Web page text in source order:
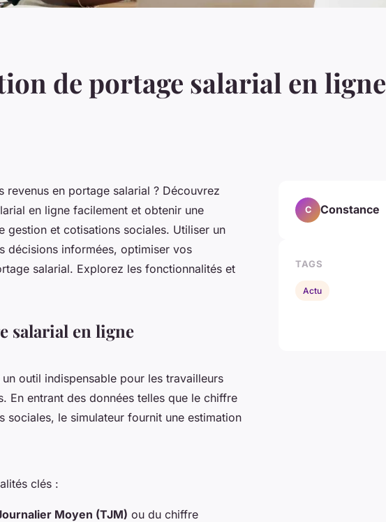
de portage salarial en ligne
revenus en portage salarial ? Découvrez
en ligne facilement et obtenir une
gestion et cotisations sociales. Utiliser un
décisions informées, optimiser vos
salarial. Explorez les fonctionnalités et
salarial en ligne
un outil indispensable pour les travailleurs
En entrant des données telles que le chiffre
le simulateur fournit une estimation
clés :
Moyen (TJM) ou du chiffre
C Constance
TAGS
Actu